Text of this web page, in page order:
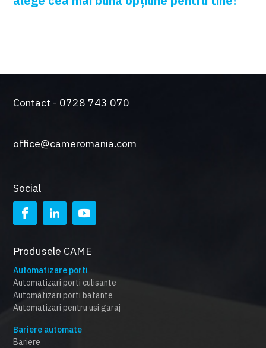
Contact - 0728 743 070
office@cameromania.com
Social
Produsele CAME
Automatizare porti
Automatizari porti culisante
Automatizari porti batante
Automatizari pentru usi garaj
Bariere automate
Bariere